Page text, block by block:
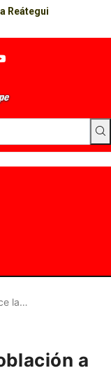
Reátegui
la…
a